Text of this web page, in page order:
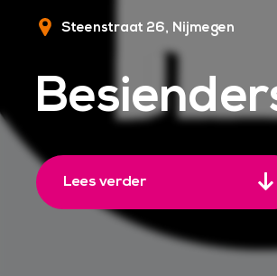
Steenstraat 26 Nijmegen
Lees verder